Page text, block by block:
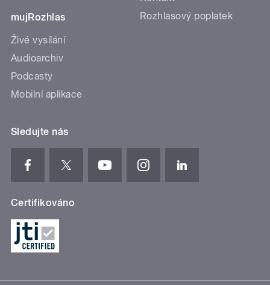
mujRozhlas
Živé vysílání
Audioarchiv
Podcasty
Mobilní aplikace
Rozhlasový poplatek
Sledujte nás
Certifikováno